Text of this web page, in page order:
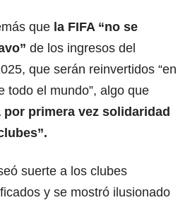
que la FIFA “no se
de los ingresos del
que serán reinvertidos “en
todo el mundo”, algo que
por primera vez solidaridad
.
suerte a los clubes
y se mostró ilusionado